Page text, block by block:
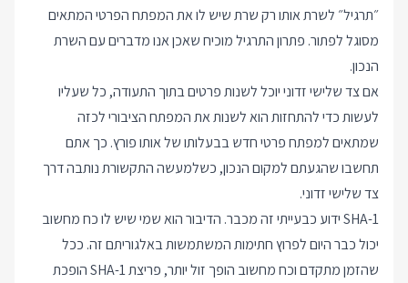
״תרגיל״ לשרת אותו רק שרת שיש לו את המפתח הפרטי המתאים
מסוגל לפתור. פתרון התרגיל מוכיח שאכן אנו מדברים עם השרת
הנכון.
אם צד שלישי זדוני יוכל לשנות פרטים בתוך התעודה, כל שעליו
לעשות כדי להתחזות הוא לשנות את המפתח הציבורי לכזה
שמתאים למפתח פרטי חדש בבעלותו של אותו פורץ. כך אתם
תחשבו שהגעתם למקום הנכון, כשלמעשה התקשורת נותבה דרך
צד שלישי זדוני.
SHA-1 ידוע כבעייתי זה מכבר. הדיבור הוא שמי שיש לו כח מחשוב
יכול כבר היום לפרוץ חתימות המשתמשות באלגוריתם זה. ככל
שהזמן מתקדם וכח מחשוב הופך זול יותר, פריצת SHA-1 הופכת